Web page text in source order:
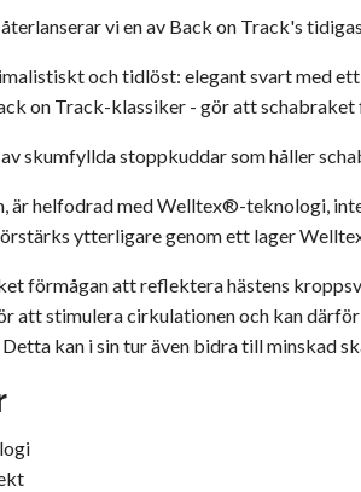
vi en av Back on Track's
och tidlöst: elegant svart med
on Track-klassiker - gör att
skumfyllda stoppkuddar som håller
är helfodrad med Welltex®-teknologi,
ytterligare genom ett lager
förmågan att reflektera hästens
att stimulera cirkulationen och kan
kan i sin tur även bidra till minskad